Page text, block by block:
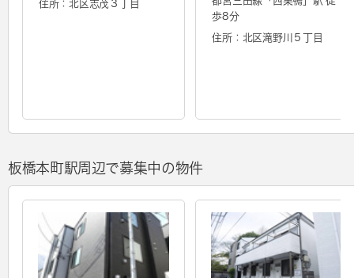
住所：北区志茂３丁目
歩8分
住所：北区滝野川５丁目
板橋本町駅周辺で募集中の物件